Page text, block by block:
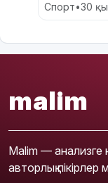
Спорт•30
malim
Malim — анализге
авторлық